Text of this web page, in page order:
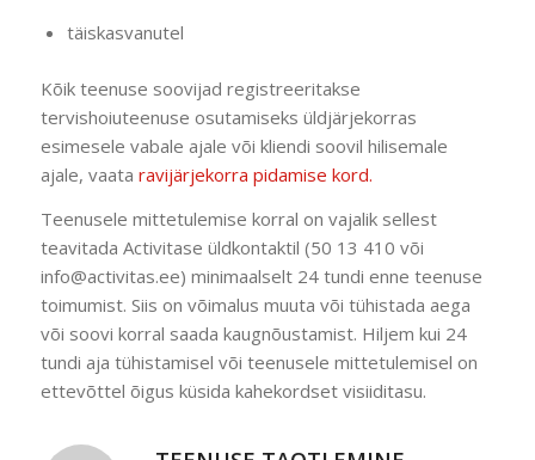
täiskasvanutel
Kõik teenuse soovijad registreeritakse
tervishoiuteenuse osutamiseks üldjärjekorras
esimesele vabale ajale või kliendi soovil hilisemale
ajale, vaata ravijärjekorra pidamise kord.
Teenusele mittetulemise korral on vajalik sellest
teavitada Activitase üldkontaktil (50 13 410 või
info@activitas.ee) minimaalselt 24 tundi enne teenuse
toimumist. Siis on võimalus muuta või tühistada aega
või soovi korral saada kaugnõustamist. Hiljem kui 24
tundi aja tühistamisel või teenusele mittetulemisel on
ettevõttel õigus küsida kahekordset visiiditasu.